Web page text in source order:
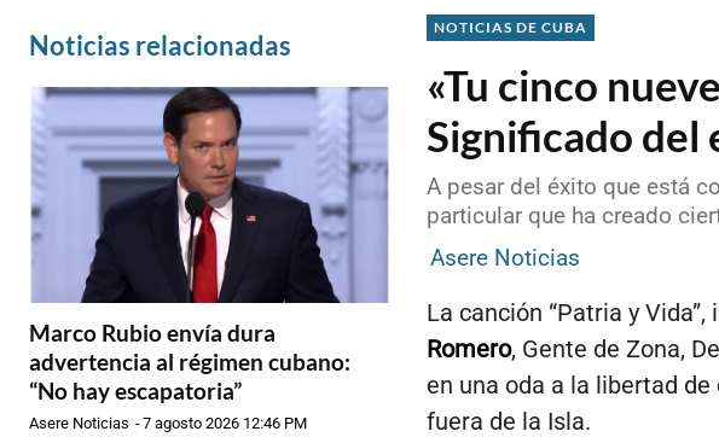
Noticias relacionadas
Marco Rubio envía dura
advertencia al régimen cubano:
“No hay escapatoria”
Asere Noticias -7 agosto 2026 12:46 PM
NOTICIAS DE CUBA
«Tu cinco
Significado del
A pesar del éxito que está
particular que ha creado
Asere Noticias
La canción “Patria y
Romero, Gente de Zona,
en una oda a la libertad
fuera de la Isla.